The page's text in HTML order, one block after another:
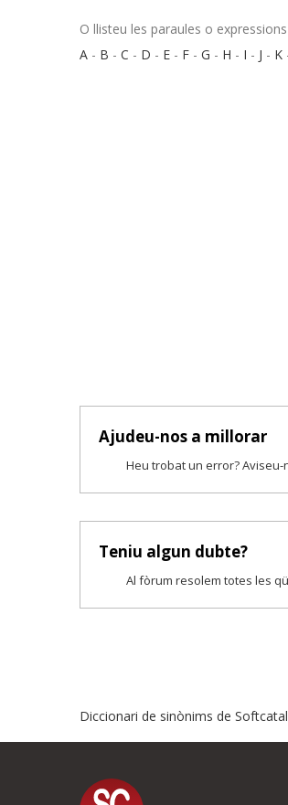
O llisteu les paraules o
A - B - C - D - E - F - G - H - I - J - K
Ajudeu-nos a millorar
Heu trobat un error?
Teniu algun dubte?
Al fòrum resolem totes les
Proposeu-nos
Diccionari de sinònims de